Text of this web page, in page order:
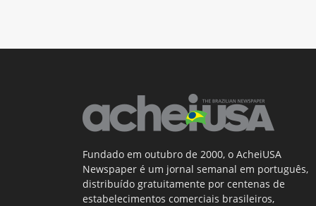
Fundado em outubro de 2000, o AcheiUSA
Newspaper é um jornal semanal em português,
distribuído gratuitamente por centenas de
estabelecimentos comerciais brasileiros,